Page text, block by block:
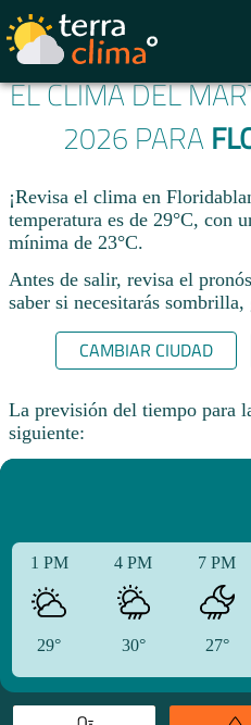
EL CLIMA DEL
2026 PARA
¡Revisa el clima en
temperatura es de 29°C, con
mínima de 23°C.​
Antes de salir, revisa el
saber si necesitarás
CAMBIAR CIUDAD
La previsión del tiempo para
siguiente:
1 PM
29°
4 PM
30°
7 PM
27°